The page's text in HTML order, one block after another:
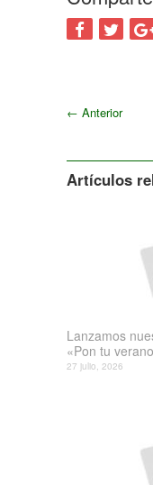
← Anterior
Artículos
Lanzamos
«Pon tu
27 julio, 2026